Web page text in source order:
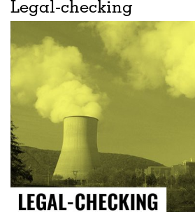
Legal-checking